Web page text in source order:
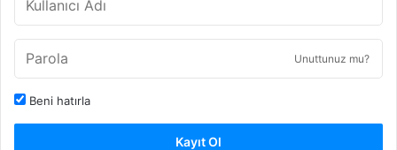
Unuttunuz mu?
Beni hatırla
Kayıt Ol